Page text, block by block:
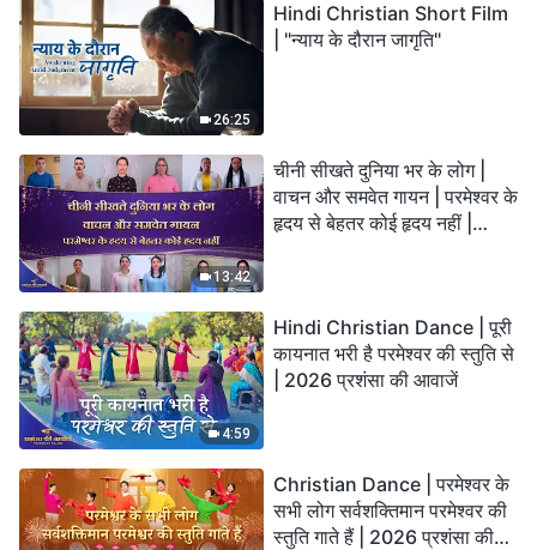
26:25
Hindi Christian Short Film
| "न्याय के दौरान जागृति"
13:42
चीनी सीखते दुनिया भर के लोग |
वाचन और समवेत गायन | परमेश्वर के
हृदय से बेहतर कोई हृदय नहीं |
4:59
Hindi Christian Dance | पूरी
कायनात भरी है परमेश्वर की स्तुति से
| 2026 प्रशंसा की आवाजें
Christian Dance | परमेश्वर के
सभी लोग सर्वशक्तिमान परमेश्वर की
स्तुति गाते हैं | 2026 प्रशंसा की